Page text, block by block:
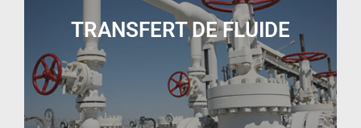
TRANSFERT DE FLUIDE